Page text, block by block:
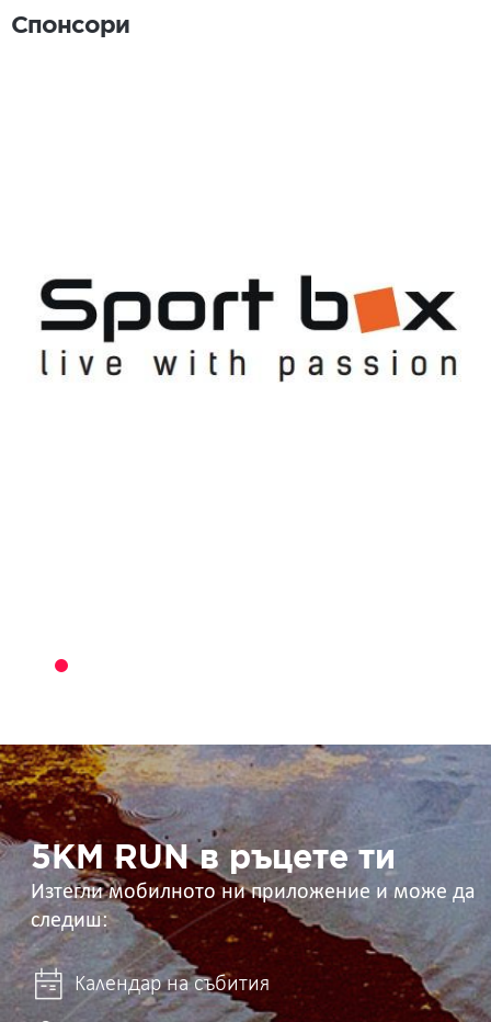
Спонсори
5KM
RUN
в
ръцете
ти 5KM RUN в ръцете ти
Изтегли мобилното ни приложение и може да
следиш:
Календар на събития